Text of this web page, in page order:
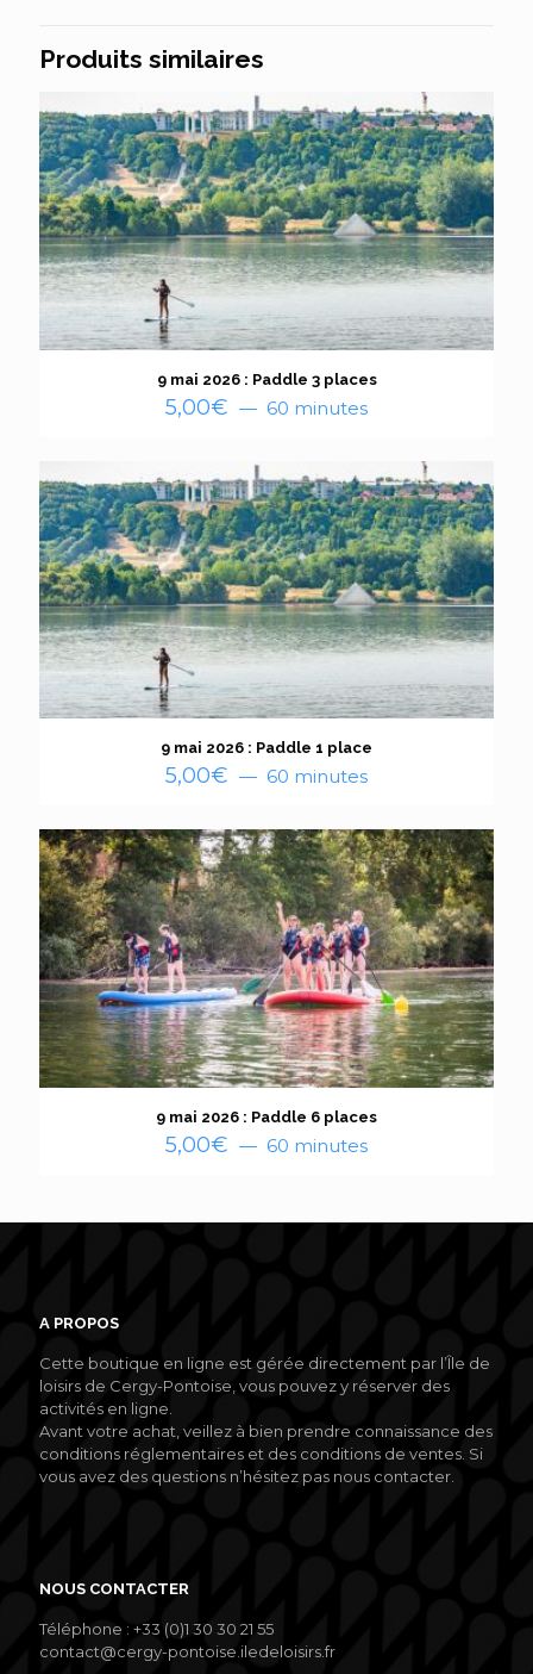
Produits similaires
9 mai 2026 : Paddle 3 places
5,00€ 60 minutes
9 mai 2026 : Paddle 1 place
5,00€ 60 minutes
9 mai 2026 : Paddle 6 places
5,00€ 60 minutes
A PROPOS
Cette boutique en ligne est gérée directement par l’Île de
loisirs de Cergy-Pontoise, vous pouvez y réserver des
activités en ligne.
Avant votre achat, veillez à bien prendre connaissance des
conditions réglementaires et des conditions de ventes. Si
vous avez des questions n’hésitez pas nous contacter.
NOUS CONTACTER
Téléphone : +33 (0)1 30 30 21 55
contact@cergy-pontoise.iledeloisirs.fr